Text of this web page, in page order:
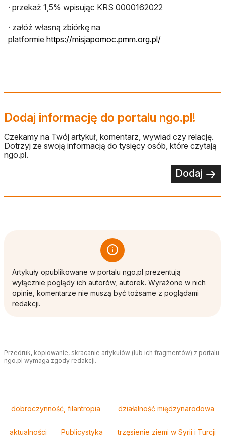
· przekaż 1,5% wpisując KRS 0000162022
· załóż własną zbiórkę na
platformie https://misjapomoc.pmm.org.pl/otwiera się w
Dodaj informację do portalu ngo.pl!
Czekamy na Twój artykuł, komentarz, wywiad czy relację.
Dotrzyj ze swoją informacją do tysięcy osób, które czytają
ngo.pl.
Dodaj
Artykuły opublikowane w portalu ngo.pl prezentują
wyłącznie poglądy ich autorów, autorek. Wyrażone w nich
opinie, komentarze nie muszą być tożsame z poglądami
redakcji.
Przedruk, kopiowanie, skracanie artykułów (lub ich fragmentów) z portalu
ngo.pl wymaga zgody redakcji.
dobroczynność, filantropia działalność międzynarodowa
aktualności Publicystyka trzęsienie ziemi w Syrii i Turcji